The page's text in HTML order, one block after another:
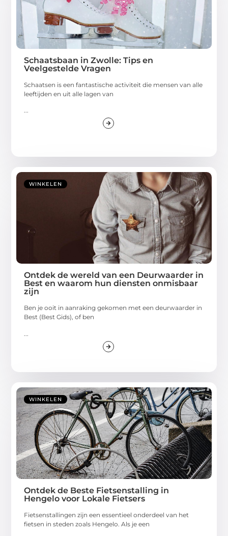
Schaatsbaan in Zwolle: Tips en
Veelgestelde Vragen
Schaatsen is een fantastische activiteit die mensen van alle
leeftijden en uit alle lagen van
...
WINKELEN
Ontdek de wereld van een Deurwaarder in
Best en waarom hun diensten onmisbaar
zijn
Ben je ooit in aanraking gekomen met een deurwaarder in
Best (Best Gids), of ben
WINKELEN
Ontdek de Beste Fietsenstalling in
Hengelo voor Lokale Fietsers
Fietsenstallingen zijn een essentieel onderdeel van het
fietsen in steden zoals Hengelo. Als je een